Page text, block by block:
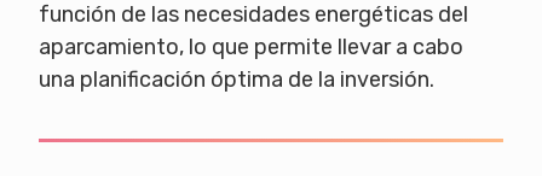
función de las necesidades energéticas del
aparcamiento, lo que permite llevar a cabo
una planificación óptima de la inversión.